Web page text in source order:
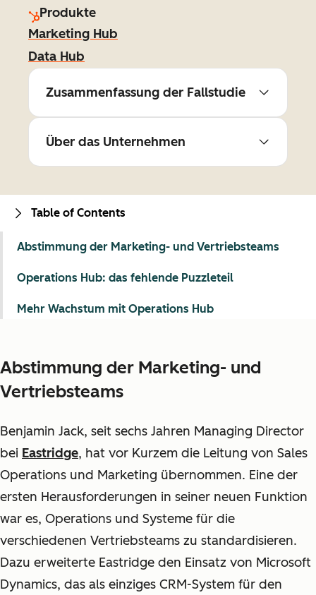
Produkte
Marketing Hub
Data Hub
Zusammenfassung der Fallstudie
Über das Unternehmen
Abstimmung der Marketing- und
Vertriebsteams
Benjamin Jack, seit sechs Jahren Managing Director
bei Eastridge, hat vor Kurzem die Leitung von Sales
Operations und Marketing übernommen. Eine der
ersten Herausforderungen in seiner neuen Funktion
war es, Operations und Systeme für die
verschiedenen Vertriebsteams zu standardisieren.
Dazu erweiterte Eastridge den Einsatz von Microsoft
Dynamics, das als einziges CRM-System für den
Table of Contents
Abstimmung der Marketing- und Vertriebsteams
Operations Hub: das fehlende Puzzleteil
Mehr Wachstum mit Operations Hub